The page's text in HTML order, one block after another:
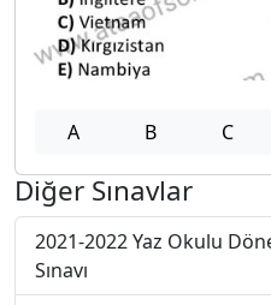
A B C
Diğer Sınavlar
2021-2022 Yaz Okulu
Sınavı